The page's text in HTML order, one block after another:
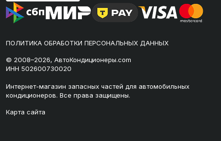
ПОЛИТИКА ОБРАБОТКИ ПЕРСОНАЛЬНЫХ ДАННЫХ
© 2008–2026, АвтоКондиционеры.com
ИНН 502600730020
Интернет-магазин запасных частей для автомобильных
кондиционеров. Все права защищены.
Карта сайта